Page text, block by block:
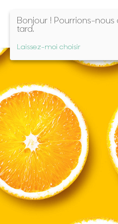
Aller au contenu principal
Bonjour ! Pourrions-
tard.
Laissez-moi choisir